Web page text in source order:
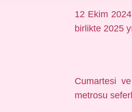
12 Ekim
birlikte 2025
Cumartesi
metrosu